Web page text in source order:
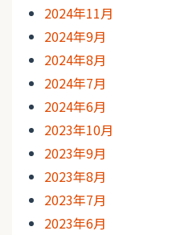
2024年11月
2024年9月
2024年8月
2024年7月
2024年6月
2023年10月
2023年9月
2023年8月
2023年7月
2023年6月